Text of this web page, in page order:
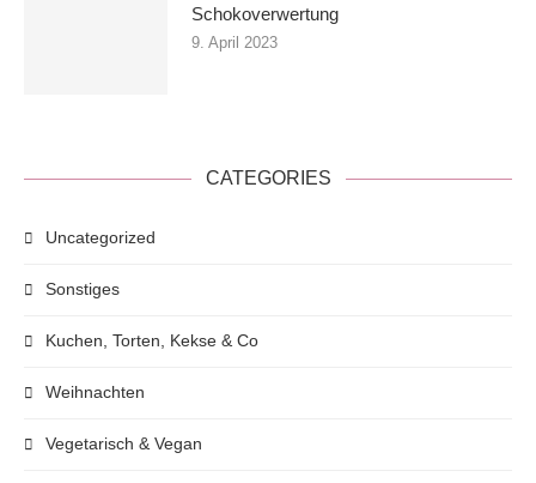
Schokoverwertung
9. April 2023
CATEGORIES
Uncategorized
Sonstiges
Kuchen, Torten, Kekse & Co
Weihnachten
Vegetarisch & Vegan